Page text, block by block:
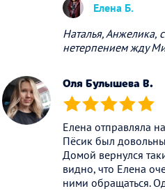
Елена Б.
Наталья, Анжелика,
нетерпением жду
Оля Булышева B.
(*) (*) (*) (*) (*)
Елена отправляла
Пёсик был
Домой вернулся
видно, что Елена
ними обращаться.